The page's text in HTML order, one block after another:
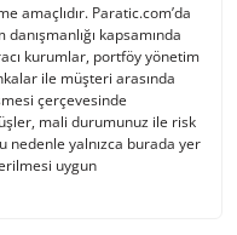
amaçlıdır. Paratic.com’da
kapsamında
kurumlar, portföy yönetim
ile müşteri arasında
çerçevesinde
mali durumunuz ile risk
yalnızca burada yer
uygun